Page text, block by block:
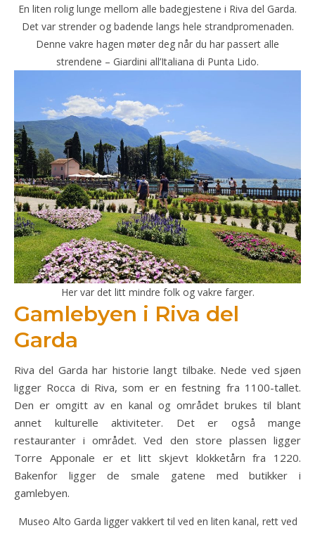
En liten rolig lunge mellom alle badegjestene i Riva del Garda.
Det var strender og badende langs hele strandpromenaden.
Denne vakre hagen møter deg når du har passert alle
strendene – Giardini all’Italiana di Punta Lido.
Her var det litt mindre folk og vakre farger.
Gamlebyen i Riva del
Garda
Riva del Garda har historie langt tilbake. Nede ved sjøen
ligger Rocca di Riva, som er en festning fra 1100-tallet.
Den er omgitt av en kanal og området brukes til blant
annet kulturelle aktiviteter. Det er også mange
restauranter i området. Ved den store plassen ligger
Torre Apponale er et litt skjevt klokketårn fra 1220.
Bakenfor ligger de smale gatene med butikker i
gamlebyen.
Museo Alto Garda ligger vakkert til ved en liten kanal, rett ved